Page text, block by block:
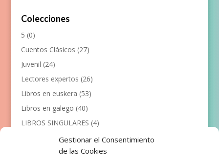
Gestionar el Consentimiento
de las Cookies
Colecciones
5 (0)
Cuentos Clásicos (27)
Juvenil (24)
Lectores expertos (26)
Libros en euskera (53)
Libros en galego (40)
LIBROS SINGULARES (4)
Llibres en català (117)
Manualidades (53)